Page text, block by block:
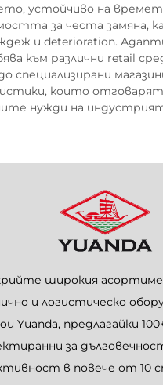
устойчиво на
за честа замяна,
и deterioration.
към различни retail
специализирани
които
нужди на
широкия
и логистическо
Yuanda, предлагайки
за
в повече от 10